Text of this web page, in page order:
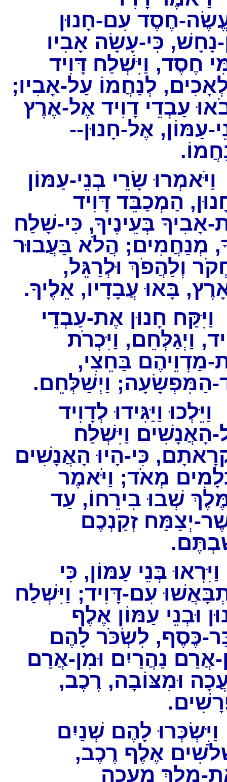
חֶסֶד עִם-חָנוּן
נָחָשׁ, כִּי-עָשָׂה אָבִיו
חֶסֶד, וַיִּשְׁלַח דָּוִיד
לְנַחֲמוֹ עַל-אָבִיו;
עַבְדֵי דָוִיד אֶל-אֶרֶץ
עַמּוֹן, אֶל-חָנוּן--
שָׂרֵי בְנֵי-עַמּוֹן
הַמְכַבֵּד דָּוִיד
אָבִיךָ בְּעֵינֶיךָ, כִּי-שָׁלַח
מְנַחֲמִים; הֲלֹא בַּעֲבוּר
וְלַהֲפֹךְ וּלְרַגֵּל,
בָּאוּ עֲבָדָיו, אֵלֶיךָ.
חָנוּן אֶת-עַבְדֵי
וַיְגַלְּחֵם, וַיִּכְרֹת
מַדְוֵיהֶם בַּחֵצִי,
הַמִּפְשָׂעָה; וַיְשַׁלְּחֵם.
וַיַּגִּידוּ לְדָוִיד
הָאֲנָשִׁים וַיִּשְׁלַח
כִּי-הָיוּ הָאֲנָשִׁים
מְאֹד; וַיֹּאמֶר
שְׁבוּ בִירֵחוֹ, עַד
יְצַמַּח זְקַנְכֶם
בְּנֵי עַמּוֹן, כִּי
עִם-דָּוִיד; וַיִּשְׁלַח
וּבְנֵי עַמּוֹן אֶלֶף
כֶּסֶף, לִשְׂכֹּר לָהֶם
אֲרַם נַהֲרַיִם וּמִן-אֲרַם
וּמִצּוֹבָה, רֶכֶב,
לָהֶם שְׁנַיִם
אֶלֶף רֶכֶב,
מֶלֶךְ מַעֲכָה